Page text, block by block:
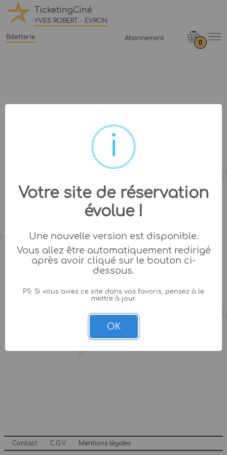
TicketingCiné
YVES ROBERT - EVRON
Billetterie Abonnement
0
Contact C.G.V Mentions légales
Votre site de réservation
évolue !
Une nouvelle version est disponible.
Vous allez être automatiquement redirigé
après avoir cliqué sur le bouton ci-
dessous.
PS: Si vous aviez ce site dans vos favoris, pensez à le
mettre à jour.
OK